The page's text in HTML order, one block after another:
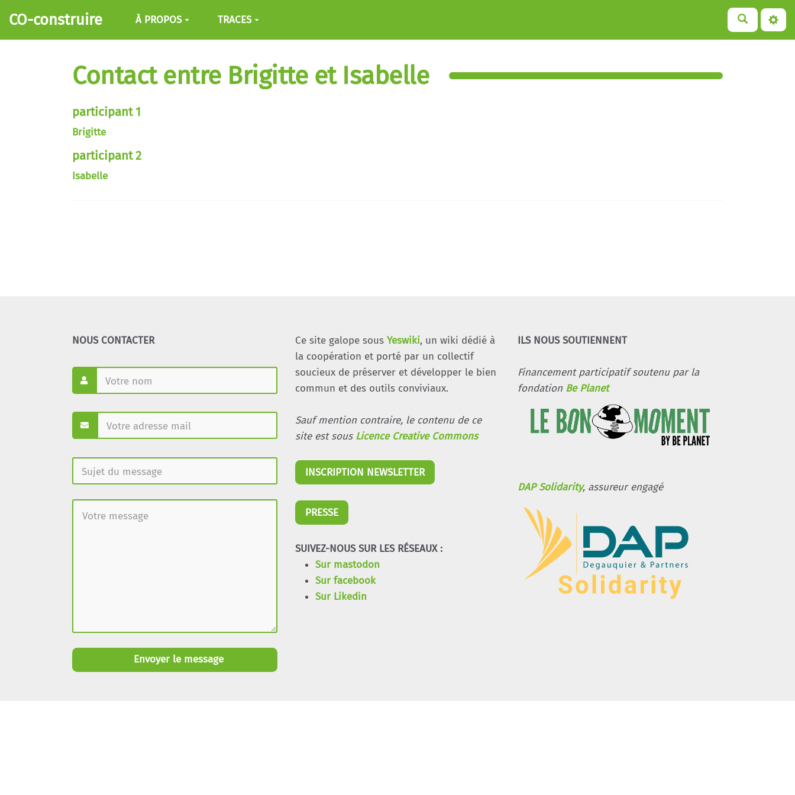
Aller au contenu principal
CO-construire À PROPOS TRACES
Contact entre Brigitte et Isabelle
participant 1
Brigitte
participant 2
Isabelle
NOUS CONTACTER
Envoyer le message
Ce site galope sous Yeswiki, un wiki dédié à
la coopération et porté par un collectif
soucieux de préserver et développer le bien
commun et des outils conviviaux.
Sauf mention contraire, le contenu de ce
site est sous Licence Creative Commons
INSCRIPTION NEWSLETTER
PRESSE
SUIVEZ-NOUS SUR LES RÉSEAUX :
Sur mastodon
Sur facebook
Sur Likedin
ILS NOUS SOUTIENNENT
Financement participatif soutenu par la
fondation Be Planet
DAP Solidarity, assureur engagé